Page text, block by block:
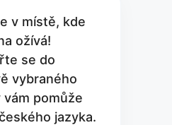
v místě, kde
ožívá!
se do
vybraného
pomůže
jazyka.